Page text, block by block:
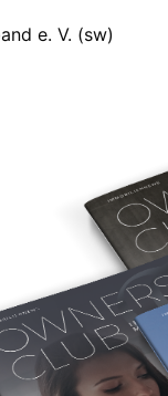
e. V. (sw)